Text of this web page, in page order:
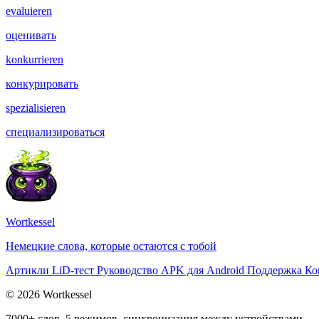
evaluieren
оценивать
konkurrieren
конкурировать
spezialisieren
специализироваться
Wortkessel
Немецкие слова, которые остаются с тобой
Артикли LiD-тест Руководство APK для Android Поддержка
© 2026 Wortkessel